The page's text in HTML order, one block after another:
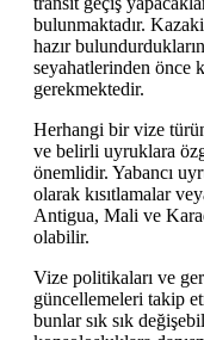
bulunmaktadır.
hazır
seyahatlerinden önce
gerekmektedir.
Herhangi bir vize
ve belirli uyruklara
önemlidir. Yabancı
olarak kısıtlamalar
Antigua, Mali ve
olabilir.
Vize politikaları ve
güncellemeleri takip
bunlar sık sık